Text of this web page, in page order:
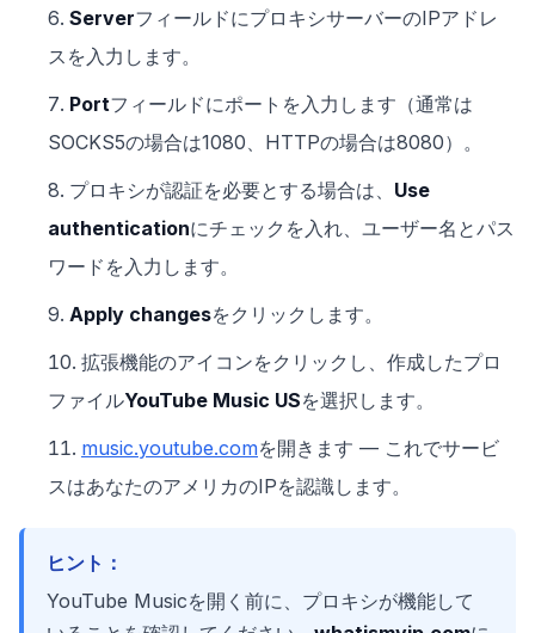
ServerフィールドにプロキシサーバーのIPアドレ
スを入力します。
Portフィールドにポートを入力します（通常は
SOCKS5の場合は1080、HTTPの場合は8080）。
プロキシが認証を必要とする場合は、 Use
authenticationにチェックを入れ、ユーザー名とパス
ワードを入力します。
Apply changesをクリックします。
拡張機能のアイコンをクリックし、作成したプロ
ファイルYouTube Music USを選択します。
music.youtube.comを開きます — これでサービ
スはあなたのアメリカのIPを認識します。
ヒント：
YouTube Musicを開く前に、プロキシが機能して